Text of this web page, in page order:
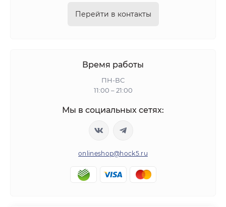
Перейти в контакты
Время работы
ПН-ВС
11:00 – 21:00
Мы в социальных сетях:
onlineshop@hock5.ru